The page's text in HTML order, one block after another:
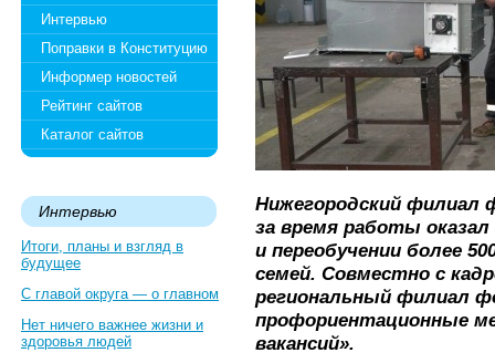
Интервью
Поправки в Конституцию
Информер новостей
Рейтинг сайтов
Каталог сайтов
Интервью
Итоги, планы и взгляд в
будущее
С главой округа — о главном
Нет ничего важнее жизни и
здоровья людей
Нижегородский филиал
за время работы
и переобучении более
семей. Совместно с
региональный филиал
профориентационные
вакансий».